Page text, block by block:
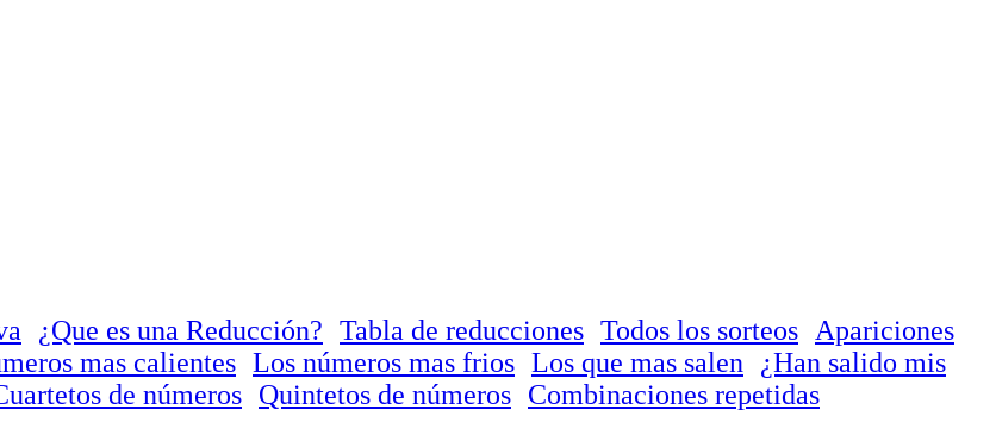
¿Que es una Reducción? Tabla de reducciones Todos los sorteos
Apariciones
mas calientes Los números mas frios Los que mas salen
¿Han salido mis
de números Quintetos de números Combinaciones repetidas